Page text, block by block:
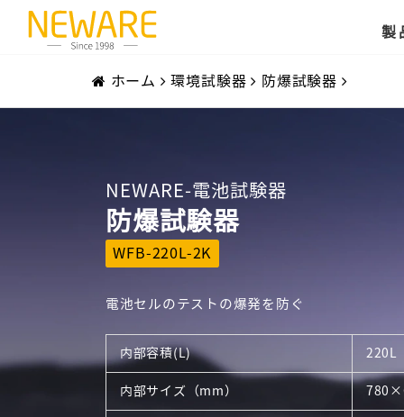
製
ホーム 環境試験器 防爆試験器
NEWARE-電池試験器
防爆試験器
WFB-220L-2K
電池セルのテストの爆発を防ぐ
内部容積(L) 220L
内部サイズ（mm）